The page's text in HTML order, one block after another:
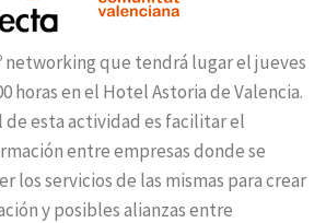
networking que tendrá lugar el jueves
horas en el Hotel Astoria de Valencia.
esta actividad es facilitar el
entre empresas donde se
los servicios de las mismas para crear
y posibles alianzas entre